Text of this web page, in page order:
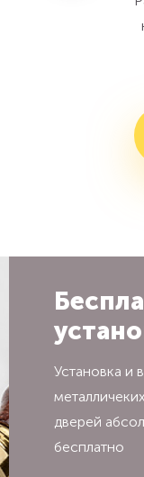
Установка и
дверей
бесплатно